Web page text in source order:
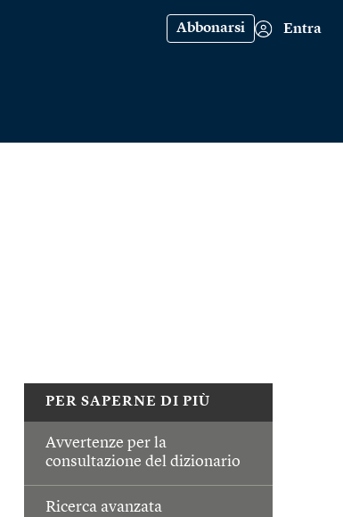
Abbonarsi Entra
PER SAPERNE DI PIÙ
Avvertenze per la
consultazione del dizionario
Ricerca avanzata